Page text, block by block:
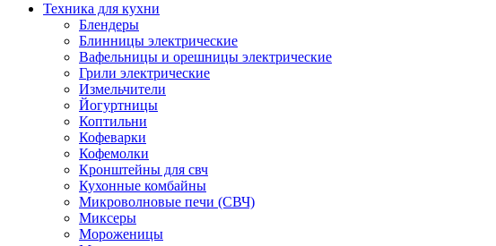
Техника для кухни
Блендеры
Блинницы электрические
Вафельницы и орешницы электрические
Грили электрические
Измельчители
Йогуртницы
Коптильни
Кофеварки
Кофемолки
Кронштейны для свч
Кухонные комбайны
Микроволновые печи (СВЧ)
Миксеры
Мороженицы